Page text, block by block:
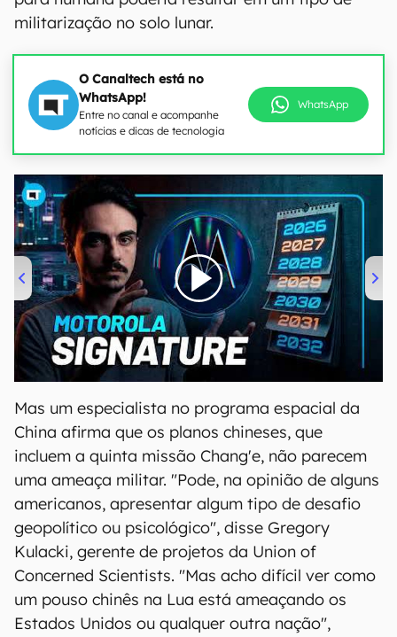
militarização no solo lunar.
O Canaltech está no
WhatsApp!
Entre no canal e acompanhe
notícias e dicas de tecnologia
WhatsApp
00:00/20:46
Mas um especialista no programa espacial da
China afirma que os planos chineses, que
incluem a quinta missão Chang'e, não parecem
uma ameaça militar. "Pode, na opinião de alguns
americanos, apresentar algum tipo de desafio
geopolítico ou psicológico", disse Gregory
Kulacki, gerente de projetos da Union of
Concerned Scientists. "Mas acho difícil ver como
um pouso chinês na Lua está ameaçando os
Estados Unidos ou qualquer outra nação",